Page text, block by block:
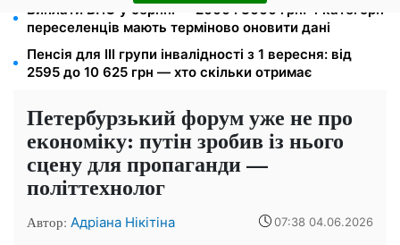
Виплати ВПО у серпні — 2000 і 3000 грн: 4 категорії
переселенців мають терміново оновити дані
Пенсія для III групи інвалідності з 1 вересня: від
2595 до 10 625 грн — хто скільки отримає
Петербурзький форум уже не про
економіку: путін зробив із нього
сцену для пропаганди —
політтехнолог
Автор: Адріана Нікітіна 07:38 04.06.2026